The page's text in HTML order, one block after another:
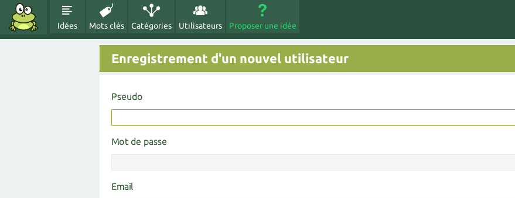
Idées Mots clés Catégories Utilisateurs Proposer une idée
Enregistrement d'un nouvel utilisateur
Pseudo
Mot de passe
Email